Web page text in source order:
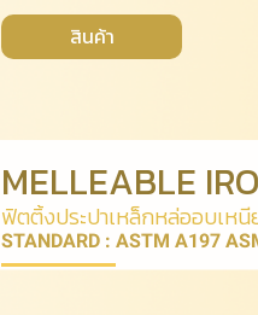
สินค้า
MELLEABLE
ฟิตติ้งประปาเหล็กหล่ออบเหนี
STANDARD : ASTM A197